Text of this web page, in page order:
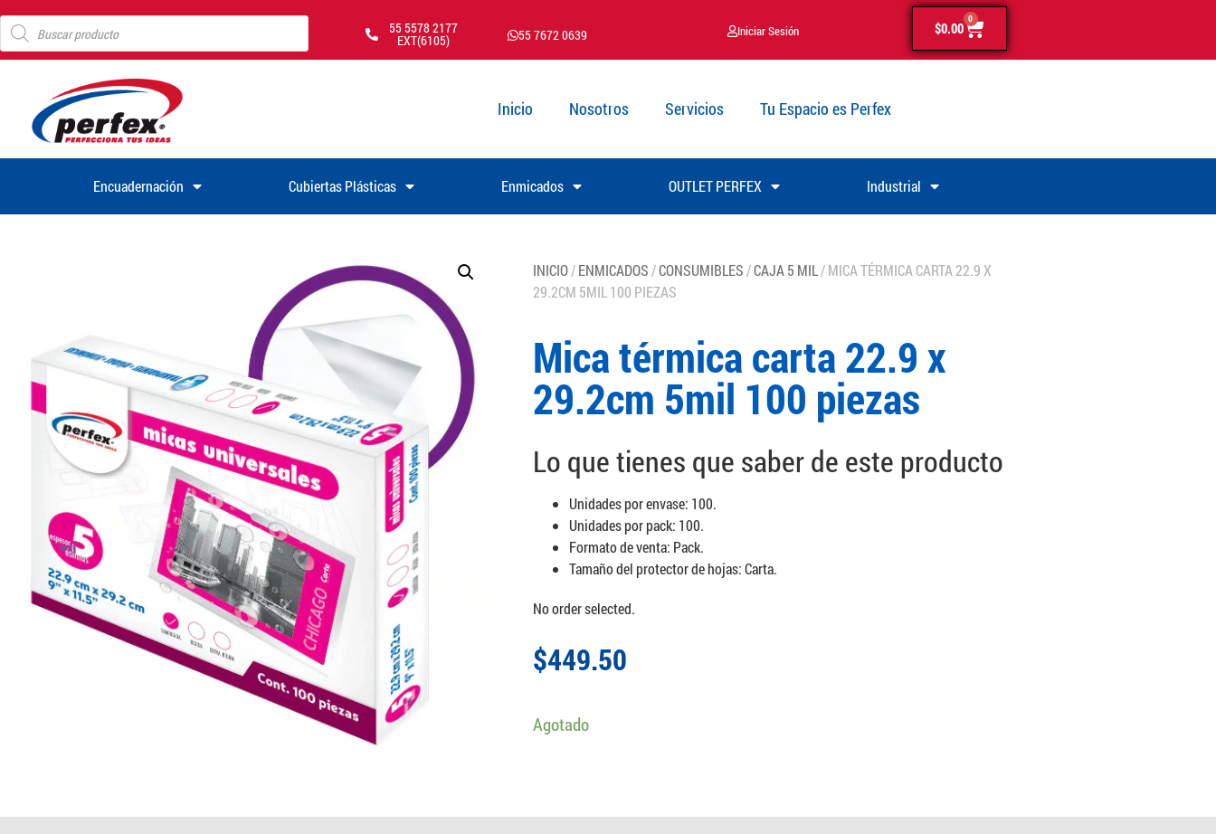
55 5578 2177
EXT(6105) 55 7672 0639 Iniciar Sesión $0.00
0
Inicio Nosotros Servicios Tu Espacio es Perfex
Encuadernación Cubiertas Plásticas Enmicados OUTLET PERFEX Industrial
INICIO/ENMICADOS /CONSUMIBLES /CAJA 5 MIL/ MICA TÉRMICA CARTA 22.9 X
29.2CM 5MIL 100 PIEZAS
Mica térmica carta 22.9 x
29.2cm 5mil 100 piezas
Lo que tienes que saber de este producto
Unidades por envase: 100.
Unidades por pack: 100.
Formato de venta: Pack.
Tamaño del protector de hojas: Carta.
No order selected.
$449.50
Agotado